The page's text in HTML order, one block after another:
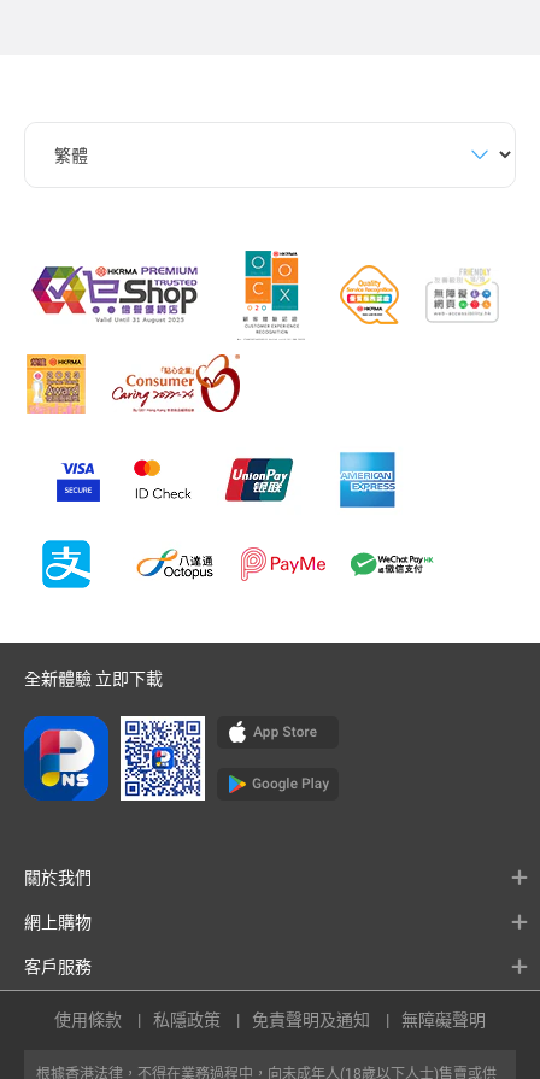
全新體驗 立即下載
關於我們
網上購物
客戶服務
根據香港法律，不得在業務過程中，向未成年人(18歲以下人士)售賣或供
使用條款 私隱政策 免責聲明及通知 無障礙聲明